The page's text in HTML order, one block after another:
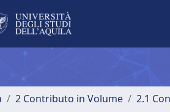
2 Contributo in Volume 2.1